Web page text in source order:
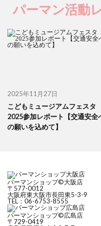
パーマン活動
2025年11月27日
こどもミュージアムフェスタ
2025参加レポート【交通安全
の願いを込めて】
パーマンショップ©大阪店
〒577-0012
大阪府東大阪市長田東5-3-9
TEL：06-6753-8555
パーマンショップ©広島店
〒729-0419